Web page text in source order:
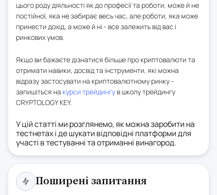
цього роду діяльності як до професії та роботи, може й не
постійної, яка не забирає весь час, але роботи, яка може
принести дохід, а може й ні - все залежить від вас і
ринкових умов.
Якщо ви бажаєте дізнатися більше про криптовалюти та
отримати навики, досвід та інструменти, які можна
відразу застосувати на криптовалютному ринку -
запишіться на курси трейдингу в школу трейдингу
CRYPTOLOGY KEY.
У цій статті ми розглянемо, як можна заробити на
тестнетах і де шукати відповідні платформи для
участі в тестуванні та отриманні винагород.
Поширені запитання